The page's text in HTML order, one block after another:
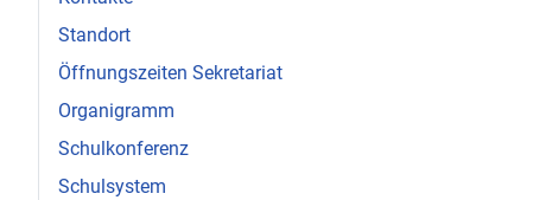
Standort
Öffnungszeiten Sekretariat
Organigramm
Schulkonferenz
Schulsystem